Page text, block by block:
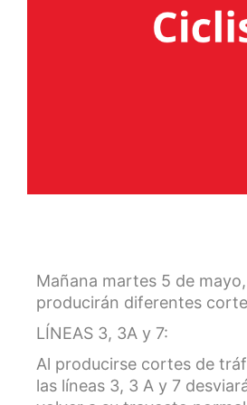
Mañana martes 5 de
producirán diferentes
LÍNEAS 3, 3A y 7:
Al producirse cortes de
las líneas 3, 3 A y 7